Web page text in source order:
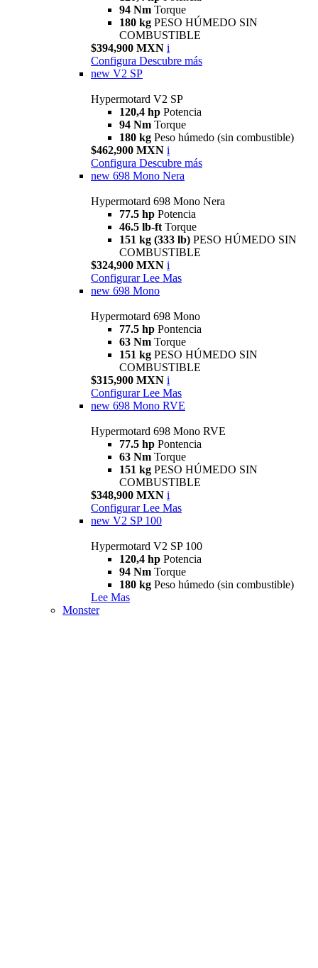
94 Nm Torque
180 kg PESO HÚMEDO SIN
COMBUSTIBLE
$394,900 MXN i
Configura Descubre más
new V2 SP
Hypermotard V2 SP
120,4 hp Potencia
94 Nm Torque
180 kg Peso húmedo (sin combustible)
$462,900 MXN i
Configura Descubre más
new 698 Mono Nera
Hypermotard 698 Mono Nera
77.5 hp Potencia
46.5 lb-ft Torque
151 kg (333 lb) PESO HÚMEDO SIN
COMBUSTIBLE
$324,900 MXN i
Configurar Lee Mas
new 698 Mono
Hypermotard 698 Mono
77.5 hp Pontencia
63 Nm Torque
151 kg PESO HÚMEDO SIN
COMBUSTIBLE
$315,900 MXN i
Configurar Lee Mas
new 698 Mono RVE
Hypermotard 698 Mono RVE
77.5 hp Pontencia
63 Nm Torque
151 kg PESO HÚMEDO SIN
COMBUSTIBLE
$348,900 MXN i
Configurar Lee Mas
new V2 SP 100
Hypermotard V2 SP 100
120,4 hp Potencia
94 Nm Torque
180 kg Peso húmedo (sin combustible)
Lee Mas
Monster